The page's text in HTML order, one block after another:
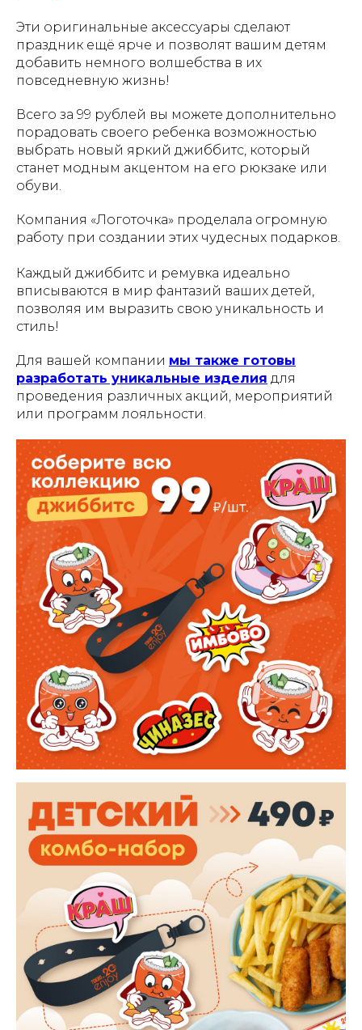
Эти оригинальные аксессуары сделают
праздник ещё ярче и позволят вашим детям
добавить немного волшебства в их
повседневную жизнь!
Всего за 99 рублей вы можете дополнительно
порадовать своего ребенка возможностью
выбрать новый яркий джиббитс, который
станет модным акцентом на его рюкзаке или
обуви.
Компания «Логоточка» проделала огромную
работу при создании этих чудесных подарков.
Каждый джиббитс и ремувка идеально
вписываются в мир фантазий ваших детей,
позволяя им выразить свою уникальность и
стиль!
Для вашей компании мы также готовы
разработать уникальные изделия для
проведения различных акций, мероприятий
или программ лояльности.